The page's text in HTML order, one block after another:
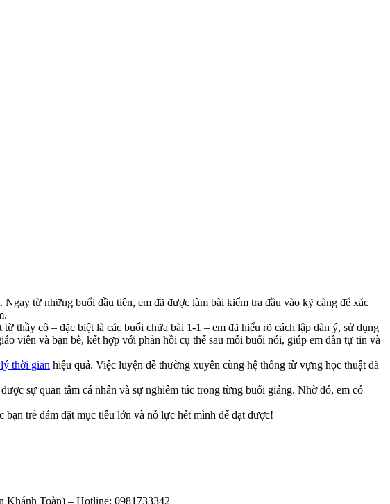
từ những buổi đầu tiên, em đã được làm bài kiểm tra đầu vào kỹ càng để xác
thầy cô – đặc biệt là các buổi chữa bài 1-1 – em đã hiểu rõ cách lập dàn ý, sử dụng
viên và bạn bè, kết hợp với phản hồi cụ thể sau mỗi buổi nói, giúp em dần tự tin và
thời gian hiệu quả. Việc luyện đề thường xuyên cùng hệ thống từ vựng học thuật đã
sự quan tâm cá nhân và sự nghiêm túc trong từng buổi giảng. Nhờ đó, em có
trẻ dám đặt mục tiêu lớn và nỗ lực hết mình để đạt được!
Toàn) – Hotline: 0981733342